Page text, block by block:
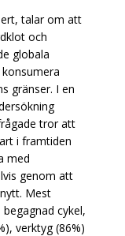
talar om att
och
globala
gränser. I en
tror att
i framtiden
med
genom att
Mest
cykel,
verktyg (86%)